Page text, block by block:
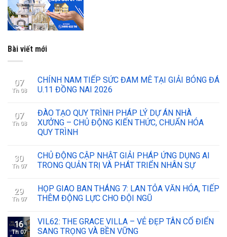
Bài viết mới
07
Th 08
CHÍNH NAM TIẾP SỨC ĐAM MÊ TẠI GIẢI BÓNG ĐÁ
U.11 ĐỒNG NAI 2026
07
Th 08
ĐÀO TẠO QUY TRÌNH PHÁP LÝ DỰ ÁN NHÀ
XƯỞNG – CHỦ ĐỘNG KIẾN THỨC, CHUẨN HÓA
QUY TRÌNH
30
Th 07
CHỦ ĐỘNG CẬP NHẬT GIẢI PHÁP ỨNG DỤNG AI
TRONG QUẢN TRỊ VÀ PHÁT TRIỂN NHÂN SỰ
29
Th 07
HỌP GIAO BAN THÁNG 7: LAN TỎA VĂN HÓA, TIẾP
THÊM ĐỘNG LỰC CHO ĐỘI NGŨ
16
Th 07
VIL62: THE GRACE VILLA – VẺ ĐẸP TÂN CỔ ĐIỂN
SANG TRỌNG VÀ BỀN VỮNG